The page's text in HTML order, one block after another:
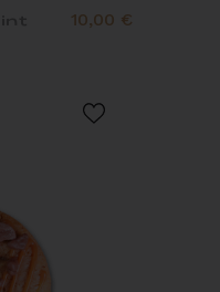
10,00 €